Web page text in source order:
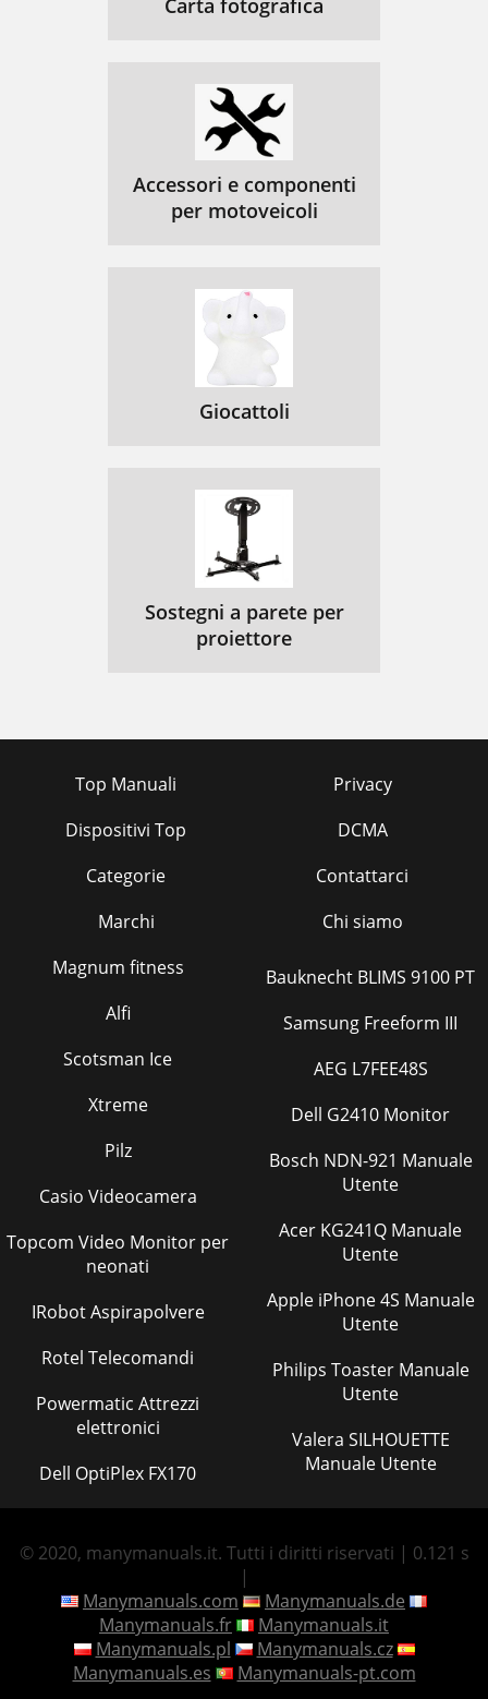
Carta fotografica
Accessori e componenti
per motoveicoli
Giocattoli
Sostegni a parete per
proiettore
Top Manuali
Dispositivi Top
Categorie
Marchi
Privacy
DCMA
Contattarci
Chi siamo
Magnum fitness
Alfi
Scotsman Ice
Xtreme
Pilz
Casio Videocamera
Topcom Video Monitor per
neonati
IRobot Aspirapolvere
Rotel Telecomandi
Powermatic Attrezzi
elettronici
Dell OptiPlex FX170
Bauknecht BLIMS 9100 PT
Samsung Freeform III
AEG L7FEE48S
Dell G2410 Monitor
Bosch NDN-921 Manuale
Utente
Acer KG241Q Manuale
Utente
Apple iPhone 4S Manuale
Utente
Philips Toaster Manuale
Utente
Valera SILHOUETTE
Manuale Utente
© 2020, manymanuals.it. Tutti i diritti riservati | 0.121 s
|
Manymanuals.com
Manymanuals.de
Manymanuals.fr
Manymanuals.it
Manymanuals.pl
Manymanuals.cz
Manymanuals.es
Manymanuals-pt.com